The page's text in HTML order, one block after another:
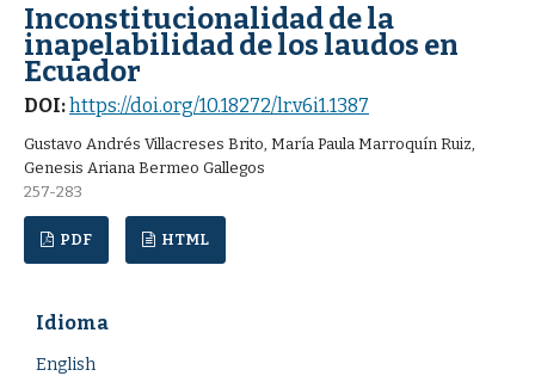
Inconstitucionalidad de la
inapelabilidad de los laudos en
Ecuador
DOI:https://doi.org/10.18272/lr.v6i1.1387
Gustavo Andrés Villacreses Brito, María Paula Marroquín Ruiz,
Genesis Ariana Bermeo Gallegos
257-283
PDF HTML
Idioma
English